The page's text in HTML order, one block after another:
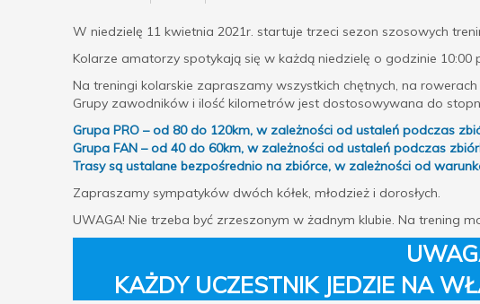
W niedzielę 11 kwietnia 2021r. startuje trzeci sezon szosowych
Kolarze amatorzy spotykają się w każdą niedzielę o godzinie 10:00
Na treningi kolarskie zapraszamy wszystkich chętnych, na
Grupy zawodników i ilość kilometrów jest dostosowywana do
Grupa PRO – od 80 do 120km, w zależności od ustaleń podczas
Grupa FAN – od 40 do 60km, w zależności od ustaleń podczas
Trasy są ustalane bezpośrednio na zbiórce, w zależności od
Zapraszamy sympatyków dwóch kółek, młodzież i dorosłych.
UWAGA! Nie trzeba być zrzeszonym w żadnym klubie. Na trening
KAŻDY UCZESTNIK JEDZIE NA